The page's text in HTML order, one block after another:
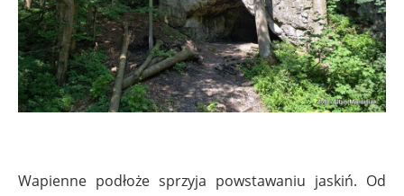
Wapienne podłoże sprzyja powstawaniu jaskiń. Od